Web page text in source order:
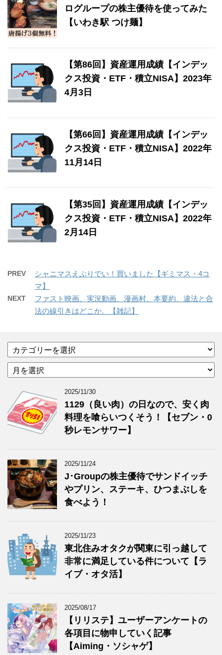
ログループの株主優待を使ってみた
【いわき駅 つけ麺】
【第86回】資産運用成績【インデッ
クス投資・ETF・積立NISA】2023年
4月3日
【第66回】資産運用成績【インデッ
クス投資・ETF・積立NISA】2022年
11月14日
【第35回】資産運用成績【インデッ
クス投資・ETF・積立NISA】2022年
2月14日
PREV
シャニマスえぶりでい！買いました【ギミマス・4コ
マ】
NEXT
ファスト映画、実況動画、漫画村、本要約、違法と合
法の線引きはどこか。【雑記】
テ
ゴ
リ
ア
ー
ブ
2025/11/30
1129（良い肉）の日なので、安く肉
料理を喰らいつくそう！【セブン・0
秒レモンサワー】
2025/11/24
J･Groupの株主優待でサンドイッチ
やプリン、ステーキ、ひつまぶしを
食べよう！
2025/11/23
東北住みオタクが関東に引っ越して
非常に満足している件について【ラ
イブ・オタ活】
2025/08/17
【リリステ】ユーザーアンケートの
各項目に物申していく記事
【Aiming・ソシャゲ】